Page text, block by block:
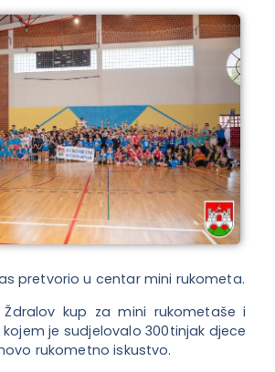
pretvorio u centar mini rukometa.
Ždralov kup za mini rukometaše i
je sudjelovalo 300tinjak djece
rukometno iskustvo.